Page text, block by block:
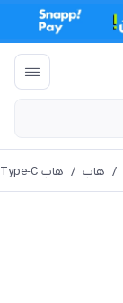
/ هاب / هاب Type-C